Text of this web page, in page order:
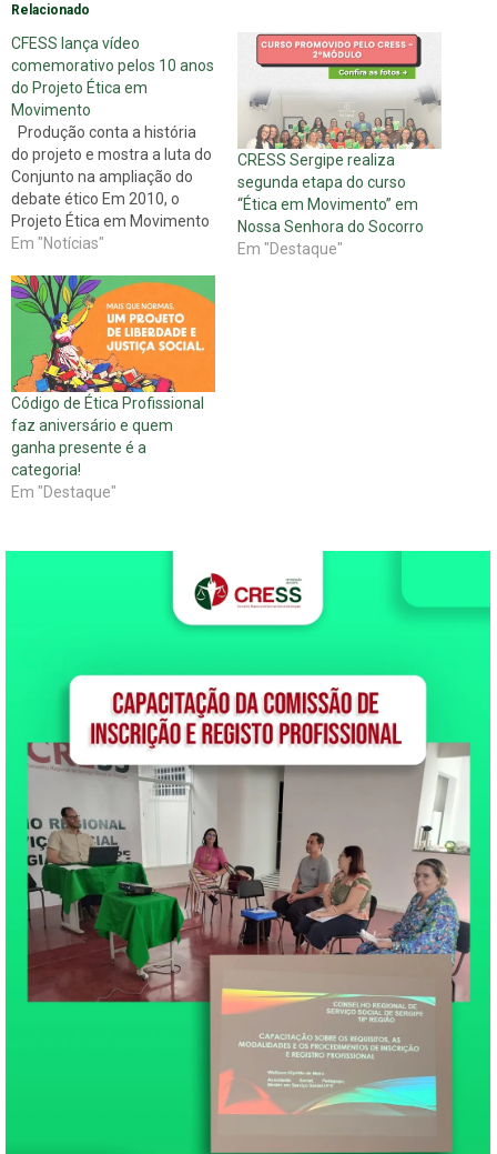
Relacionado
CFESS lança vídeo
comemorativo pelos 10 anos
do Projeto Ética em
Movimento
Produção conta a história
do projeto e mostra a luta do
Conjunto na ampliação do
debate ético Em 2010, o
Projeto Ética em Movimento
do CFESS, que inclui a
para Agentes
Multiplicadores, comemora
10 anos de existência. Para
celebrar esse momento
marcante para o debate…
Em "Notícias"
CRESS Sergipe realiza
segunda etapa do curso
“Ética em Movimento” em
Nossa Senhora do Socorro
Em "Destaque"
Código de Ética Profissional
faz aniversário e quem
ganha presente é a
categoria!
Em "Destaque"